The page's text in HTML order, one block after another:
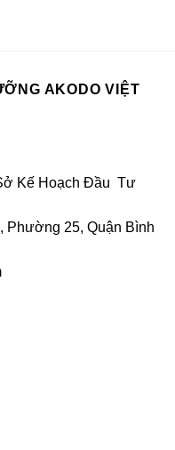
AKODO VIỆT
Kế Hoạch Đầu Tư
Phường 25, Quận Bình